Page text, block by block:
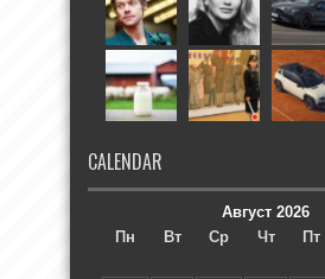
CALENDAR
Август 2026
Пн
Вт Ср Чт Пт